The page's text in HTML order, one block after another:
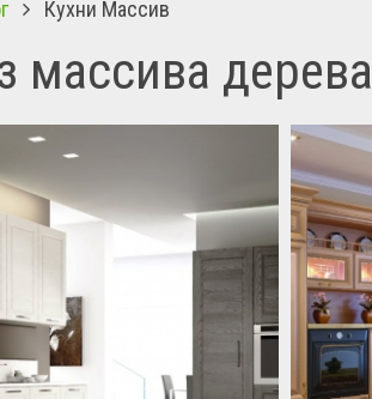
Кухни Массив
массива дерева